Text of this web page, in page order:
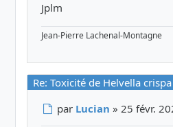
Jplm
Jean-Pierre Lachenal-Montagne
Re: Toxicité de Helvella crispa
Message
par Lucian » 25 févr.